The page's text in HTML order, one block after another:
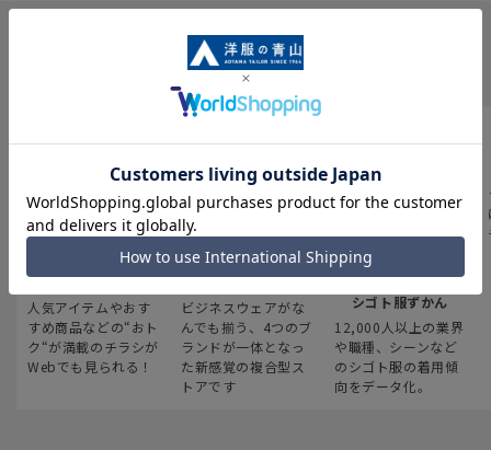
INFORMATION
最新のお買い得情報
人気アイテムやおす
すめ商品などの“おト
ク“が満載のチラシが
Webでも見られる！
スーツスクエア
ビジネスウェアがな
んでも揃う、4つのブ
ランドが一体となっ
た新感覚の複合型ス
トアです
みんなの
シゴト服ずかん
12,000人以上の業界
や職種、シーンなど
のシゴト服の着用傾
向をデータ化。